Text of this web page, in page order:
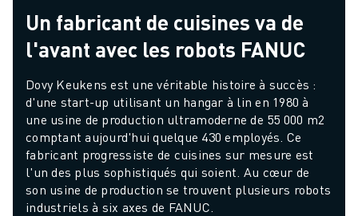
Un fabricant de cuisines va de
l'avant avec les robots FANUC
Dovy Keukens est une véritable histoire à succès :
d'une start-up utilisant un hangar à lin en 1980 à
une usine de production ultramoderne de 55 000 m2
comptant aujourd'hui quelque 430 employés. Ce
fabricant progressiste de cuisines sur mesure est
l'un des plus sophistiqués qui soient. Au cœur de
son usine de production se trouvent plusieurs robots
industriels à six axes de FANUC.